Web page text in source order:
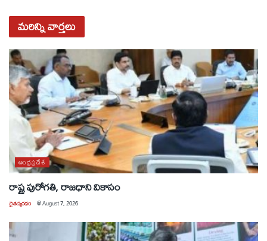
మరిన్నివార్తలు
ఆంధ్రప్రదేశ్
రాష్ట్ర పురోగతి, రాజధాని వికాసం
చైతన్యరధం @August 7, 2026